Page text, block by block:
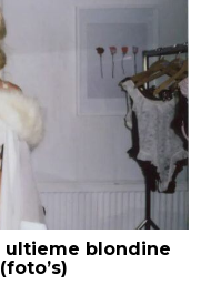
ultieme blondine